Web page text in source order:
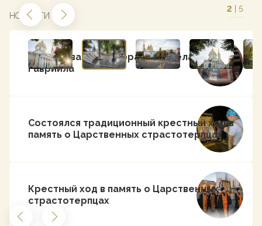
2 | 5
НОВОСТИ
Празднование Собора архангела
Гавриила
Состоялся традиционный крестный ход в
память о Царственных страстотерпцах
Крестный ход в память о Царственных
страстотерпцах
Больше новостей и объявлений